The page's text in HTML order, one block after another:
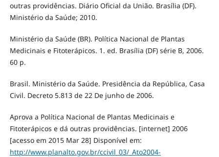
outras providências. Diário Oficial da União. Brasília (DF).
Ministério da Saúde; 2010.
Ministério da Saúde (BR). Política Nacional de Plantas
Medicinais e Fitoterápicos. 1. ed. Brasília (DF) série B, 2006.
60 p.
Brasil. Ministério da Saúde. Presidência da República, Casa
Civil. Decreto 5.813 de 22 De junho de 2006.
Aprova a Política Nacional de Plantas Medicinais e
Fitoterápicos e dá outras providências. [internet] 2006
[acesso em 2015 Mar 28] Disponível em:
http://www.planalto.gov.br/ccivil_03/_Ato2004-